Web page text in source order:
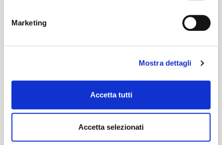
Marketing
Mostra dettagli
Accetta tutti
Accetta selezionati
Are you interested in this fabric?
CONTACT OUR FINANCIAL ADVISOR